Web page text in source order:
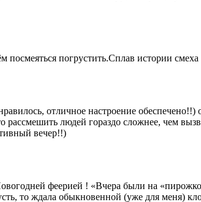
погрустить.Сплав истории смеха
отличное настроение обеспечено!!)
людей гораздо сложнее, чем
вечер!!)
феерией ! «Вчера были на
то ждала обыкновенной (уже для